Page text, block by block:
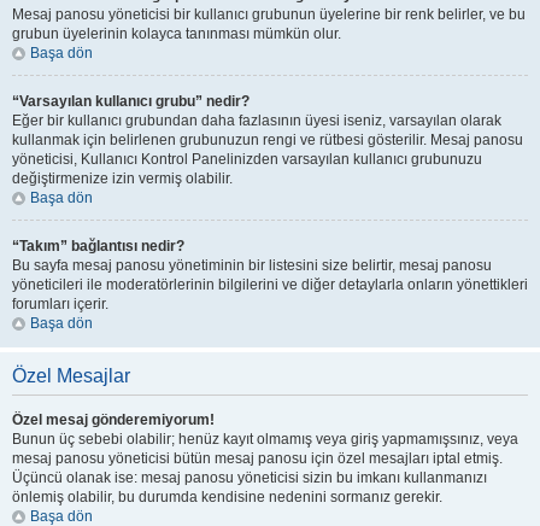
Mesaj panosu yöneticisi bir kullanıcı grubunun üyelerine bir renk belirler, ve bu
grubun üyelerinin kolayca tanınması mümkün olur.
Başa dön
“Varsayılan kullanıcı grubu” nedir?
Eğer bir kullanıcı grubundan daha fazlasının üyesi iseniz, varsayılan olarak
kullanmak için belirlenen grubunuzun rengi ve rütbesi gösterilir. Mesaj panosu
yöneticisi, Kullanıcı Kontrol Panelinizden varsayılan kullanıcı grubunuzu
değiştirmenize izin vermiş olabilir.
Başa dön
“Takım” bağlantısı nedir?
Bu sayfa mesaj panosu yönetiminin bir listesini size belirtir, mesaj panosu
yöneticileri ile moderatörlerinin bilgilerini ve diğer detaylarla onların yönettikleri
forumları içerir.
Başa dön
Özel Mesajlar
Özel mesaj gönderemiyorum!
Bunun üç sebebi olabilir; henüz kayıt olmamış veya giriş yapmamışsınız, veya
mesaj panosu yöneticisi bütün mesaj panosu için özel mesajları iptal etmiş.
Üçüncü olanak ise: mesaj panosu yöneticisi sizin bu imkanı kullanmanızı
önlemiş olabilir, bu durumda kendisine nedenini sormanız gerekir.
Başa dön